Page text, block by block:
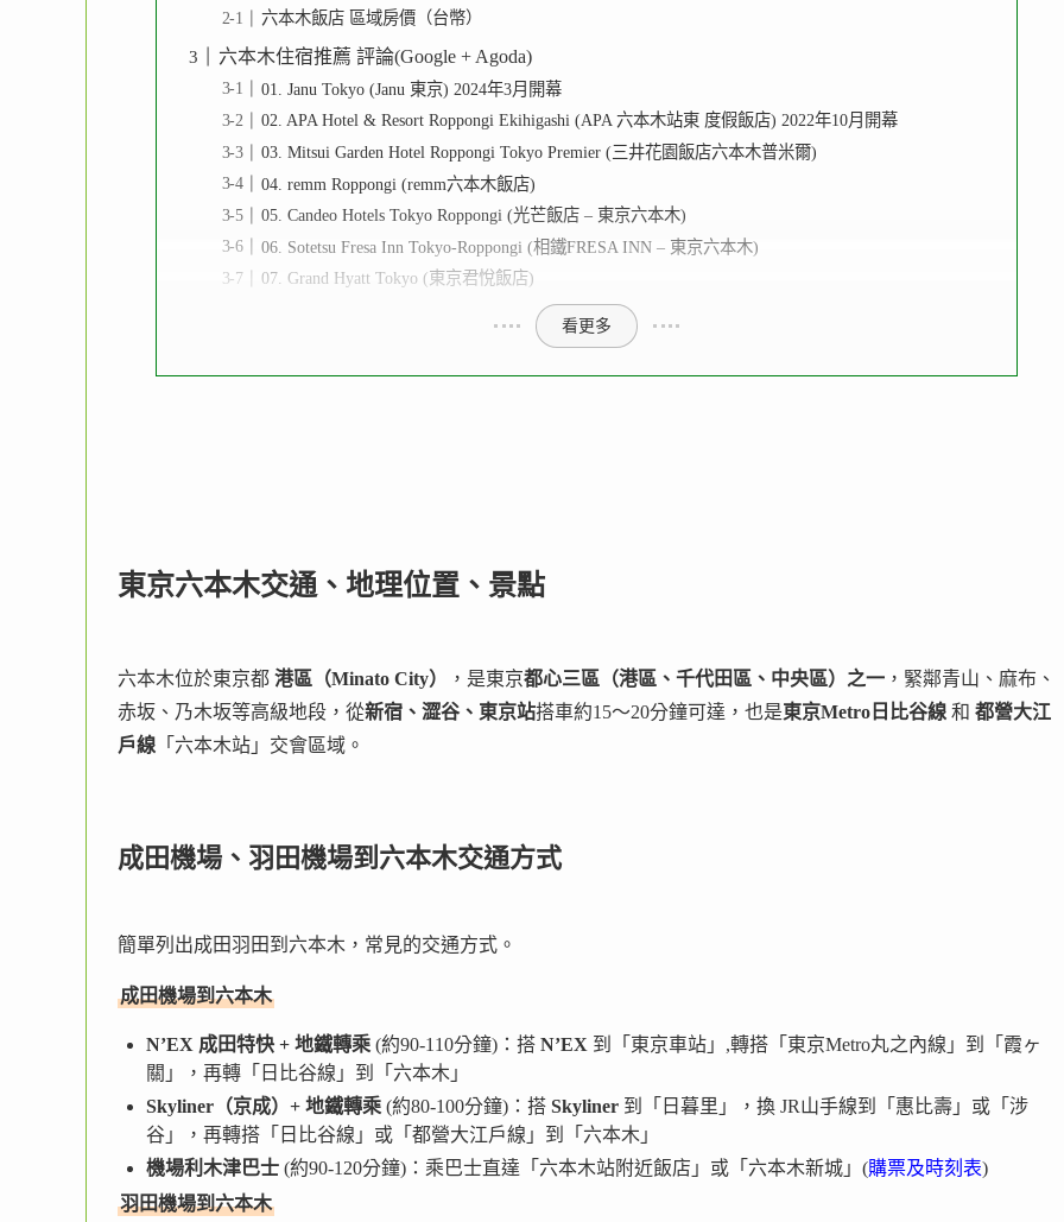
六本木飯店 區域房價（台幣）
六本木住宿推薦 評論(Google + Agoda)
01. Janu Tokyo (Janu 東京) 2024年3月開幕
02. APA Hotel & Resort Roppongi Ekihigashi (APA 六本木站東 度假飯店) 2022年10月開幕
03. Mitsui Garden Hotel Roppongi Tokyo Premier (三井花園飯店六本木普米爾)
04. remm Roppongi (remm六本木飯店)
05. Candeo Hotels Tokyo Roppongi (光芒飯店 – 東京六本木)
06. Sotetsu Fresa Inn Tokyo-Roppongi (相鐵FRESA INN – 東京六本木)
07. Grand Hyatt Tokyo (東京君悅飯店)
看更多
東京六本木交通、地理位置、景點
六本木位於東京都 港區（Minato City） ，是東京都心三區（港區、千代田區、中央區）之一 ，緊鄰青山、麻布、
赤坂、乃木坂等高級地段，從新宿、澀谷、東京站搭車約15～20分鐘可達，也是東京Metro日比谷線 和 都營大江
戶線 「六本木站」交會區域。
成田機場、羽田機場到六本木交通方式
簡單列出成田羽田到六本木，常見的交通方式。
成田機場到六本木
N’EX 成田特快 + 地鐵轉乘 (約90-110分鐘)：搭 N’EX 到「東京車站」,轉搭「東京Metro丸之內線」到「霞ヶ
關」，再轉「日比谷線」到「六本木」
Skyliner（京成）+ 地鐵轉乘 (約80-100分鐘)：搭 Skyliner 到「日暮里」，換 JR山手線到「惠比壽」或「涉
谷」，再轉搭「日比谷線」或「都營大江戶線」到「六本木」
機場利木津巴士 (約90-120分鐘)：乘巴士直達「六本木站附近飯店」或「六本木新城」(購票及時刻表)
羽田機場到六本木